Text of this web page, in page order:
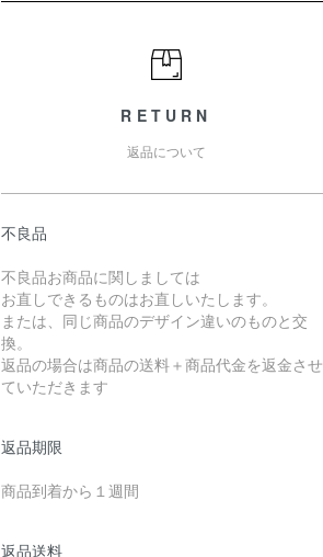
RETURN
返品について
不良品
不良品お商品に関しましては
お直しできるものはお直しいたします。
または、同じ商品のデザイン違いのものと交
換。
返品の場合は商品の送料＋商品代金を返金させ
ていただきます
返品期限
商品到着から１週間
返品送料